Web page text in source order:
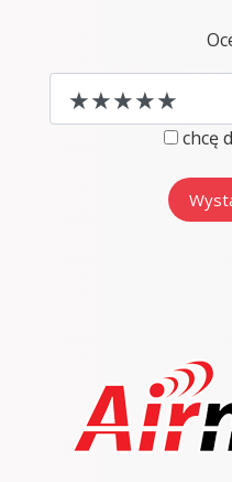
chcę